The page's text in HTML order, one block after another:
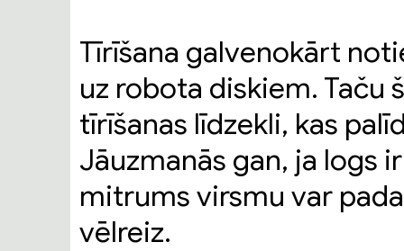
Tīrīšana galvenokārt
uz robota diskiem. Taču
tīrīšanas līdzekli, kas
Jāuzmanās gan, ja logs
mitrums virsmu var
vēlreiz.